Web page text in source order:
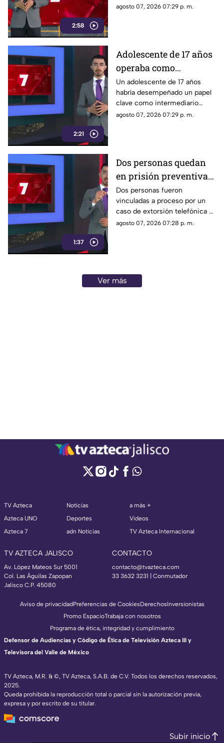
2:58
fuego se propagó entre las
agosto 07, 2026 07:29 p. m.
2:21
Adolescente de 17 años
operaba como
intermediario entre el
crimen organizado y
jóvenes reclutadas
Un adolescente de 17 años
habría desempeñado un papel
clave como intermediario
entre el crimen organizado y
agosto 07, 2026 07:29 p. m.
1:37
Dos personas quedan
en prisión preventiva
por extorsión
telefónica en Jalisco
Dos personas fueron
vinculadas a proceso por un
caso de extorsión telefónica y
permanecerán en prisión
agosto 07, 2026 07:28 p. m.
Ver más
TV Azteca
Azteca UNO
Azteca 7
Noticias
Deportes
adn Noticias
a más +
Videos
TV Azteca Internacional
TV AZTECA JALISCO
Av. López Mateos Sur 5001
Col. Las Águilas Zapopan
Jalisco C.P. 45080
CONTACTO
contacto@tvazteca.com
33 3632 3231 | Conmutador
TV Azteca, M.R. & ©, TV Azteca, S.A.B. de C.V. Todos los derechos reservados,
2025.
Queda prohibida la reproducción total o parcial sin la autorización previa,
expresa y por escrito de su titular.
Aviso de privacidadPreferencias de CookiesDerechosInversionistas
Promo EspacioTrabaja con nosotros
Programa de ética, integridad y cumplimiento
Defensor de Audiencias y Código de Ética de Televisión Azteca III y
Televisora del Valle de México
Subir inicio